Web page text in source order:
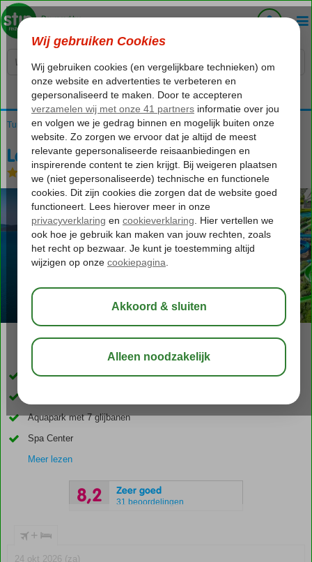
Voelt als thuiskomen...
Turkije Egeische kust Bodrum Guvercinlik La Blanche Island Bodrum
La Blanche Island Bodrum
Ultra All Inclusive - Hotel
Luxe topper
Aquapark met 7 glijbanen
Spa Center
Meer lezen
8,2 Zeer goed
31 beoordelingen
+
24 okt 2026 (za)